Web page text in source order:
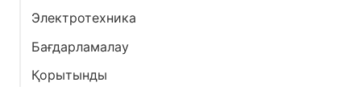
Электротехника
Бағдарламалау
Қорытынды